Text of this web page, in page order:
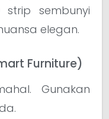
sembunyi
elegan.
Furniture)
Gunakan